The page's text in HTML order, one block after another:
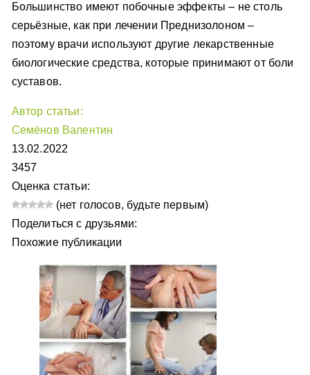
Большинство имеют побочные эффекты – не столь
серьёзные, как при лечении Преднизолоном –
поэтому врачи используют другие лекарственные
биологические средства, которые принимают от боли
суставов.
Автор статьи:
Семёнов Валентин
13.02.2022
3457
Оценка статьи:
(нет голосов, будьте первым)
Поделиться с друзьями:
Похожие публикации